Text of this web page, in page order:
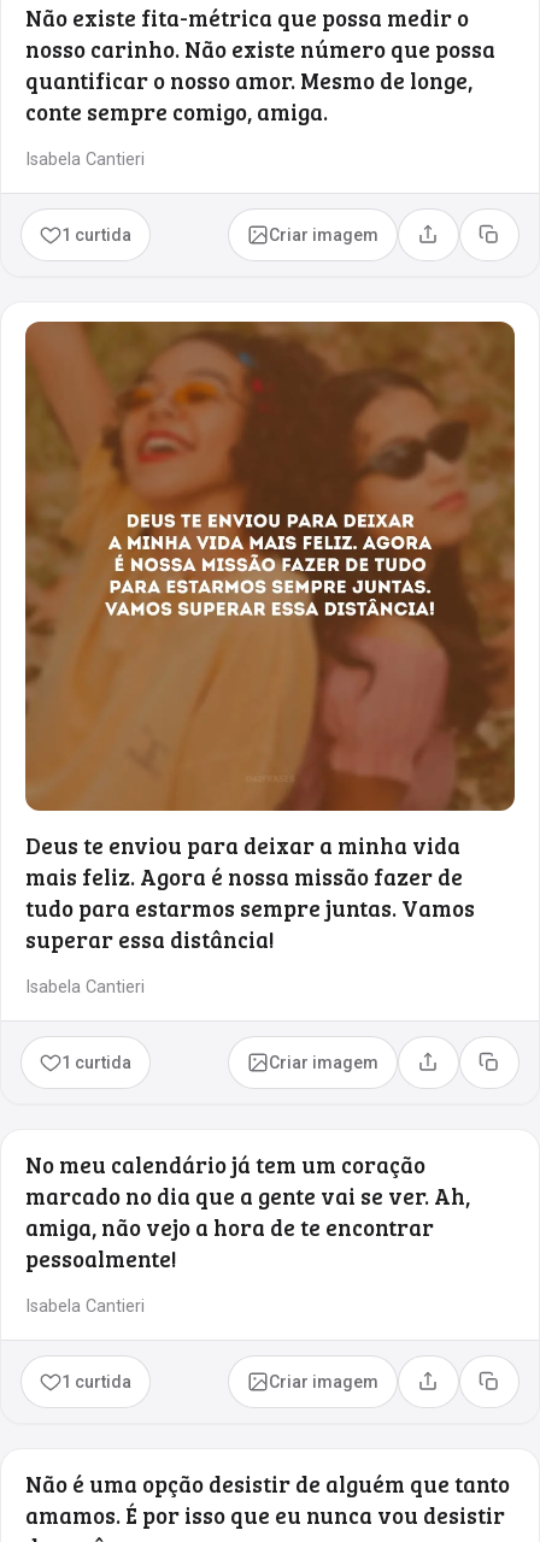
Não existe fita-métrica que possa medir o
nosso carinho. Não existe número que possa
quantificar o nosso amor. Mesmo de longe,
conte sempre comigo, amiga.
Isabela Cantieri
1 curtida Criar imagem Compartilhar
Copiar
Deus te enviou para deixar a minha vida
mais feliz. Agora é nossa missão fazer de
tudo para estarmos sempre juntas. Vamos
superar essa distância!
Isabela Cantieri
1 curtida Criar imagem Compartilhar
Copiar
No meu calendário já tem um coração
marcado no dia que a gente vai se ver. Ah,
amiga, não vejo a hora de te encontrar
pessoalmente!
Isabela Cantieri
1 curtida Criar imagem Compartilhar
Copiar
Não é uma opção desistir de alguém que tanto
amamos. É por isso que eu nunca vou desistir